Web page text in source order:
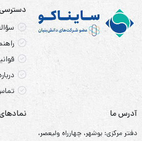
آدرس ما
دفتر مرکزی: بوشهر، چهارراه ولیعصر،